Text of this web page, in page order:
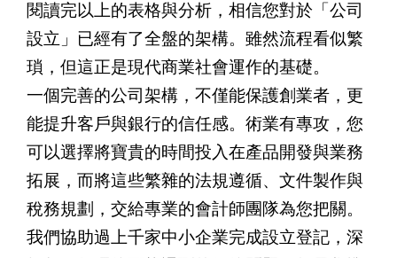
閱讀完以上的表格與分析，相信您對於「公司
設立」已經有了全盤的架構。雖然流程看似繁
瑣，但這正是現代商業社會運作的基礎。
一個完善的公司架構，不僅能保護創業者，更
能提升客戶與銀行的信任感。術業有專攻，您
可以選擇將寶貴的時間投入在產品開發與業務
拓展，而將這些繁雜的法規遵循、文件製作與
稅務規劃，交給專業的會計師團隊為您把關。
我們協助過上千家中小企業完成設立登記，深